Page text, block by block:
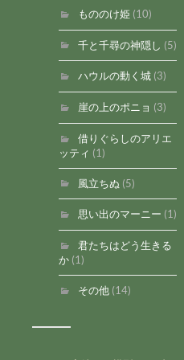
もののけ姫 (10)
千と千尋の神隠し (5)
ハウルの動く城(3)
崖の上のポニョ (3)
借りぐらしのアリエ
ッティ (1)
風立ちぬ (5)
思い出のマーニー (1)
君たちはどう生きる
か(1)
その他(14)